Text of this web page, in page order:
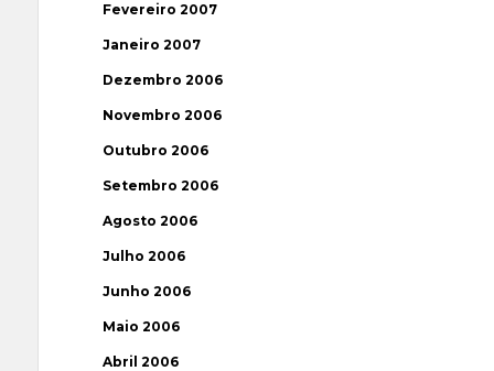
Fevereiro 2007
Janeiro 2007
Dezembro 2006
Novembro 2006
Outubro 2006
Setembro 2006
Agosto 2006
Julho 2006
Junho 2006
Maio 2006
Abril 2006